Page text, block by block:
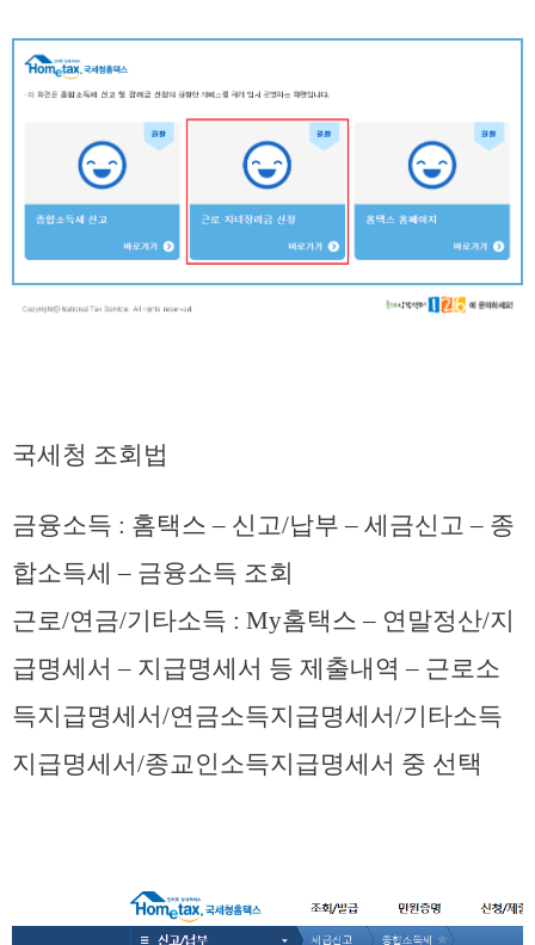
국세청 조회법
금융소득 : 홈택스 – 신고/납부 – 세금신고 – 종
합소득세 – 금융소득 조회
근로/연금/기타소득 : My홈택스 – 연말정산/지
급명세서 – 지급명세서 등 제출내역 – 근로소
득지급명세서/연금소득지급명세서/기타소득
지급명세서/종교인소득지급명세서 중 선택